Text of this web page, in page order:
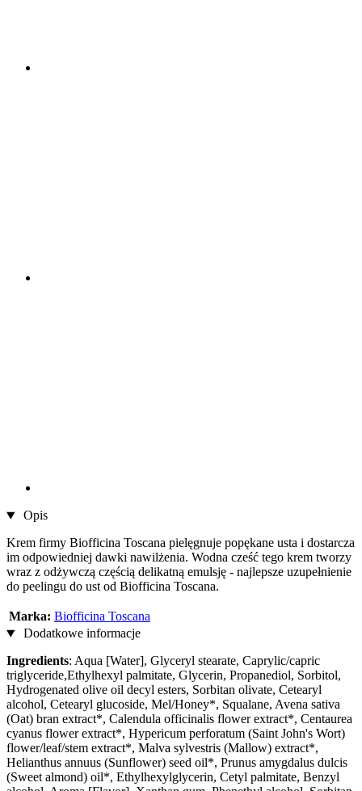
Opis
Krem firmy Biofficina Toscana pielęgnuje popękane usta i dostarcza
im odpowiedniej dawki nawilżenia. Wodna cześć tego krem tworzy
wraz z odżywczą częścią delikatną emulsję - najlepsze uzupełnienie
do peelingu do ust od Biofficina Toscana.
Marka: Biofficina Toscana
Dodatkowe informacje
Ingredients: Aqua [Water], Glyceryl stearate, Caprylic/capric
triglyceride,Ethylhexyl palmitate, Glycerin, Propanediol, Sorbitol,
Hydrogenated olive oil decyl esters, Sorbitan olivate, Cetearyl
alcohol, Cetearyl glucoside, Mel/Honey*, Squalane, Avena sativa
(Oat) bran extract*, Calendula officinalis flower extract*, Centaurea
cyanus flower extract*, Hypericum perforatum (Saint John's Wort)
flower/leaf/stem extract*, Malva sylvestris (Mallow) extract*,
Helianthus annuus (Sunflower) seed oil*, Prunus amygdalus dulcis
(Sweet almond) oil*, Ethylhexylglycerin, Cetyl palmitate, Benzyl